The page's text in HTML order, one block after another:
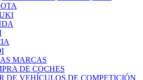
MARCAS
DE COCHES
DE VEHÍCULOS DE COMPETICIÓN